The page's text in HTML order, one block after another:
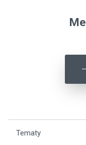
Tematy